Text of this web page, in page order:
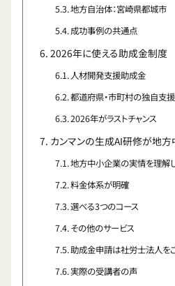
地方自治体：宮崎県都城市
成功事例の共通点
2026年に使える助成金制度
人材開発支援助成金
都道府県・市町村の独自支援
2026年がラストチャンス
カンマンの生成AI研修が地
地方中小企業の実情を理解
料金体系が明確
選べる3つのコース
その他のサービス
助成金申請は社労士法人を
実際の受講者の声